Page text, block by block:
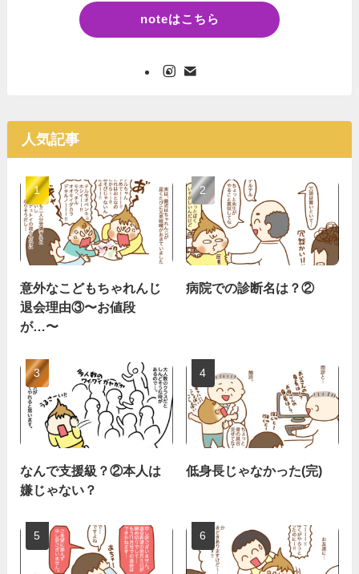
noteはこちら
人気記事
意外なこどもちゃれんじ
退会理由③〜お値段
が…〜
病院での診断名は？②
なんで支援級？②本人は
嫌じゃない？
低身長じゃなかった(完)